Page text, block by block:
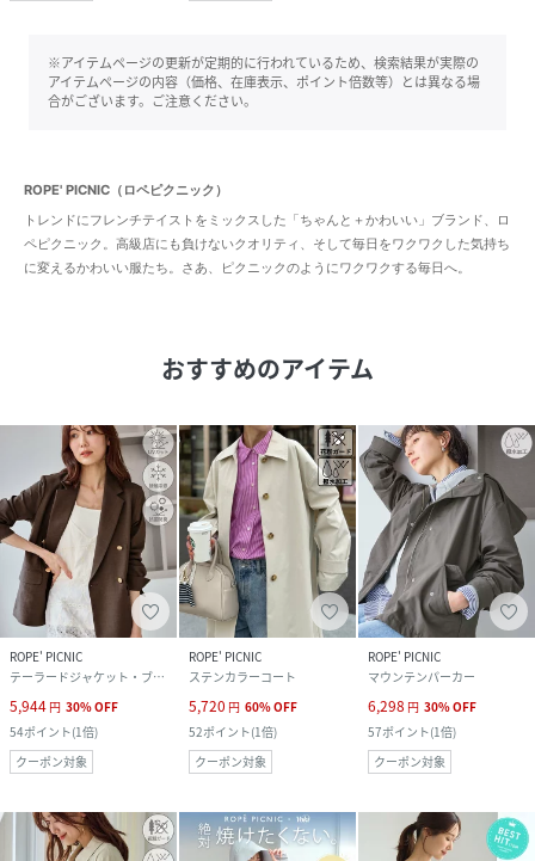
※アイテムページの更新が定期的に行われているため、検索結果が実際の
アイテムページの内容（価格、在庫表示、ポイント倍数等）とは異なる場
合がございます。ご注意ください。
ROPE' PICNIC（ロペピクニック）
トレンドにフレンチテイストをミックスした「ちゃんと＋かわいい」ブランド、ロ
ペピクニック。高級店にも負けないクオリティ、そして毎日をワクワクした気持ち
に変えるかわいい服たち。さあ、ピクニックのようにワクワクする毎日へ。
おすすめのアイテム
ROPE' PICNIC
テーラードジャケット・ブレザー
5,944 円 30%OFF
54ポイント(1倍)
クーポン対象
ROPE' PICNIC
ステンカラーコート
5,720 円 60%OFF
52ポイント(1倍)
クーポン対象
ROPE' PICNIC
マウンテンパーカー
6,298 円 30%OFF
57ポイント(1倍)
クーポン対象